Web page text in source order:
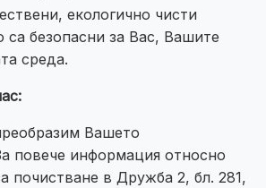
екологично чисти
са безопасни за Вас, Вашите
среда.
Вашето
повече информация относно
почистване в Дружба 2, бл. 281,